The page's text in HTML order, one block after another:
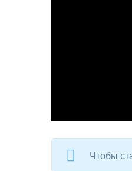
Чтобы